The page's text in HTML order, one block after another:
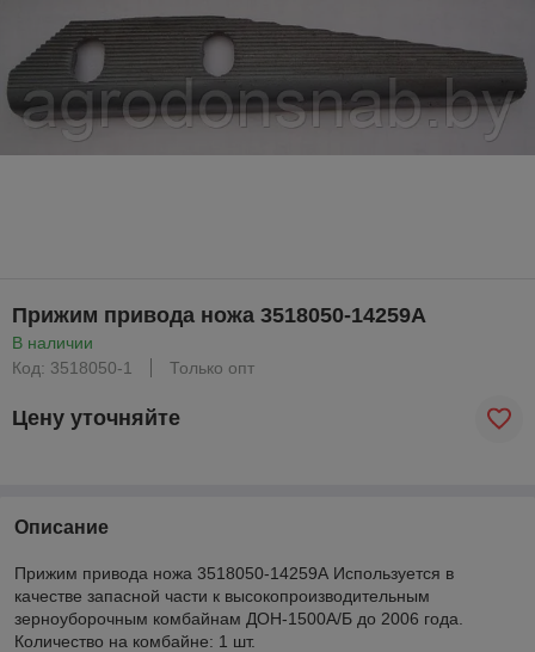
Прижим привода ножа 3518050-14259А
В наличии
Код: 3518050-1
Только опт
Цену уточняйте
Описание
Прижим привода ножа 3518050-14259А Используется в
качестве запасной части к высокопроизводительным
зерноуборочным комбайнам ДОН-1500А/Б до 2006 года.
Количество на комбайне: 1 шт.